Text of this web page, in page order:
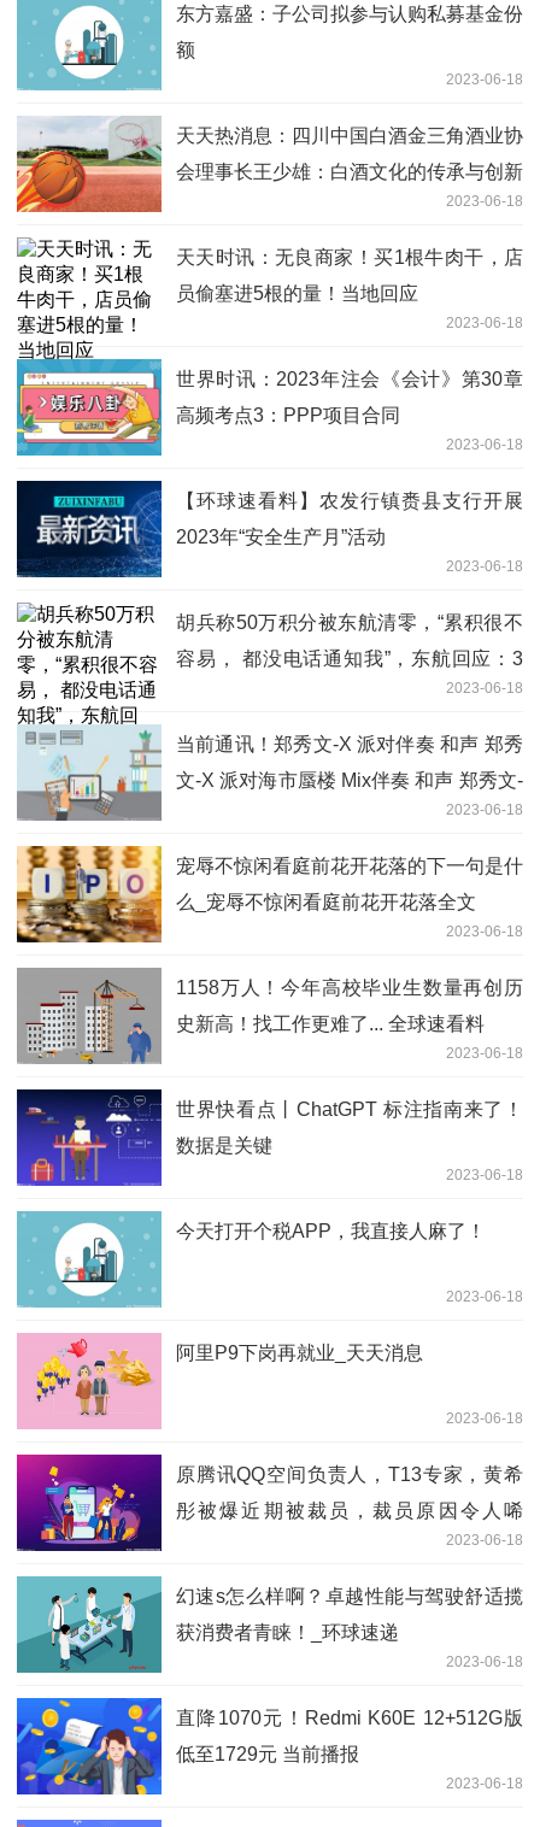
东方嘉盛：子公司拟参与认购私募基金份
额
2023-06-18
天天热消息：四川中国白酒金三角酒业协
会理事长王少雄：白酒文化的传承与创新
2023-06-18
天天时讯：无良商家！买1根牛肉干，店
员偷塞进5根的量！当地回应
2023-06-18
世界时讯：2023年注会《会计》第30章
高频考点3：PPP项目合同
2023-06-18
【环球速看料】农发行镇赉县支行开展
2023年“安全生产月”活动
2023-06-18
胡兵称50万积分被东航清零，“累积很不
容易， 都没电话通知我”，东航回应：3
年内不使用，将自动失效 世界今头条
2023-06-18
当前通讯！郑秀文-X 派对伴奏 和声 郑秀
文-X 派对海市蜃楼 Mix伴奏 和声 郑秀文-
2023-06-18
宠辱不惊闲看庭前花开花落的下一句是什
么_宠辱不惊闲看庭前花开花落全文
2023-06-18
1158万人！今年高校毕业生数量再创历
史新高！找工作更难了... 全球速看料
2023-06-18
世界快看点丨ChatGPT 标注指南来了！
数据是关键
2023-06-18
今天打开个税APP，我直接人麻了！
2023-06-18
阿里P9下岗再就业_天天消息
2023-06-18
原腾讯QQ空间负责人，T13专家，黄希
彤被爆近期被裁员，裁员原因令人唏
2023-06-18
幻速s怎么样啊？卓越性能与驾驶舒适揽
获消费者青睐！_环球速递
2023-06-18
直降1070元！Redmi K60E 12+512G版
低至1729元 当前播报
2023-06-18